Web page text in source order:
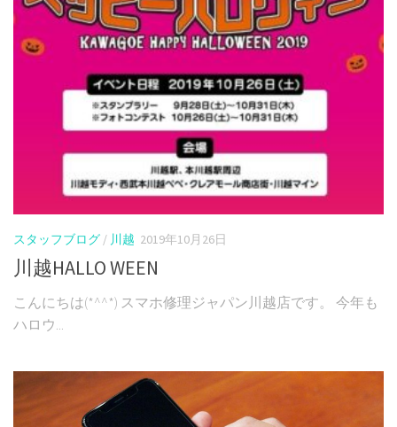
スタッフブログ / 川越 2019年10月26日
川越HALLO WEEN
こんにちは(*^^*) スマホ修理ジャパン川越店です。 今年も
ハロウ...